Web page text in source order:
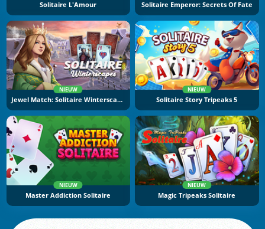
Solitaire L'Amour Solitaire Emperor: Secrets Of Fate
NIEUW
Jewel Match: Solitaire Winterscapes
NIEUW
Solitaire Story Tripeaks 5
NIEUW
Master Addiction Solitaire
NIEUW
Magic Tripeaks Solitaire